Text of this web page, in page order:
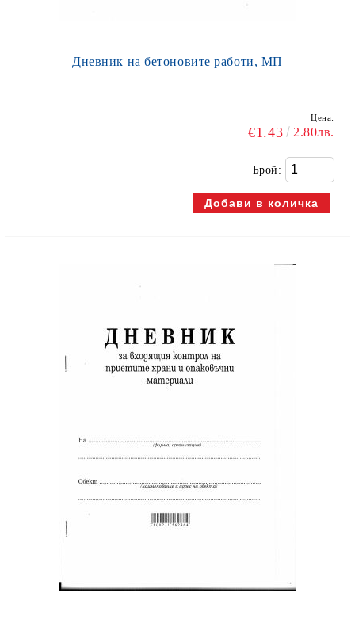
Дневник на бетоновите работи, МП
Цена:
€1.43 2.80лв.
Брой: